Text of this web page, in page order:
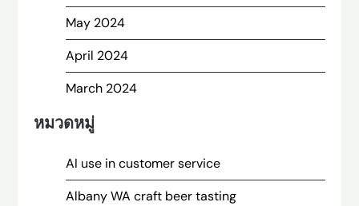
May 2024
April 2024
March 2024
หมวดหมู่
AI use in customer service
Albany WA craft beer tasting